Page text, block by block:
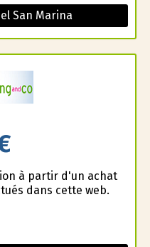
San Marina
à partir d'un achat
dans cette web.